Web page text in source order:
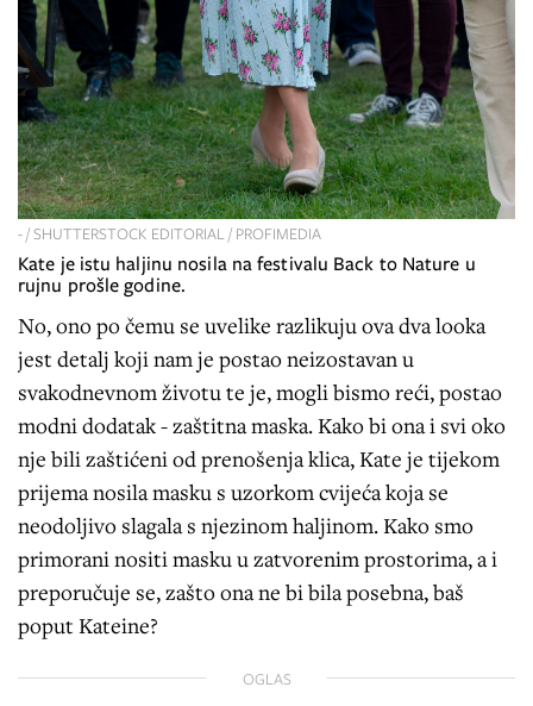
- / SHUTTERSTOCK EDITORIAL / PROFIMEDIA
Kate je istu haljinu nosila na festivalu Back to Nature u
rujnu prošle godine.
No, ono po čemu se uvelike razlikuju ova dva looka
jest detalj koji nam je postao neizostavan u
svakodnevnom životu te je, mogli bismo reći, postao
modni dodatak - zaštitna maska. Kako bi ona i svi oko
nje bili zaštićeni od prenošenja klica, Kate je tijekom
prijema nosila masku s uzorkom cvijeća koja se
neodoljivo slagala s njezinom haljinom. Kako smo
primorani nositi masku u zatvorenim prostorima, a i
preporučuje se, zašto ona ne bi bila posebna, baš
poput Kateine?
OGLAS